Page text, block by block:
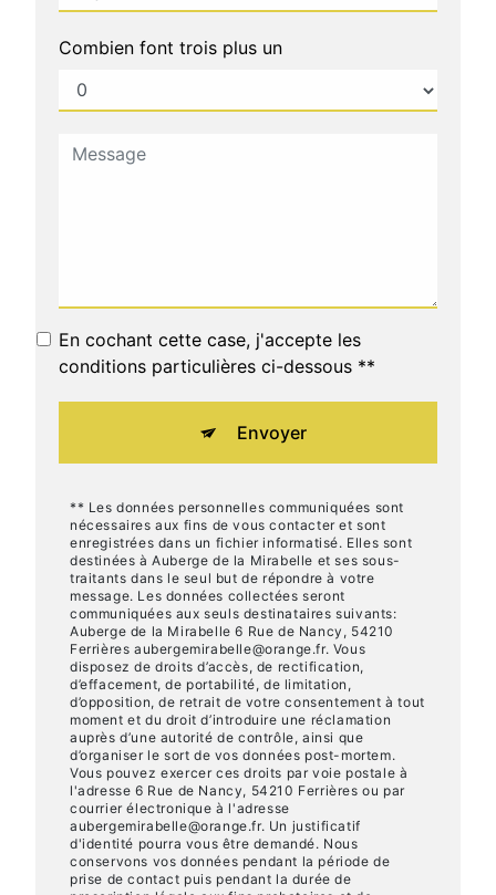
Combien font trois plus un
En cochant cette case, j'accepte les
conditions particulières ci-dessous **
Envoyer
** Les données personnelles communiquées sont
nécessaires aux fins de vous contacter et sont
enregistrées dans un fichier informatisé. Elles sont
destinées à Auberge de la Mirabelle et ses sous-
traitants dans le seul but de répondre à votre
message. Les données collectées seront
communiquées aux seuls destinataires suivants:
Auberge de la Mirabelle 6 Rue de Nancy, 54210
Ferrières aubergemirabelle@orange.fr. Vous
disposez de droits d’accès, de rectification,
d’effacement, de portabilité, de limitation,
d’opposition, de retrait de votre consentement à tout
moment et du droit d’introduire une réclamation
auprès d’une autorité de contrôle, ainsi que
d’organiser le sort de vos données post-mortem.
Vous pouvez exercer ces droits par voie postale à
l'adresse 6 Rue de Nancy, 54210 Ferrières ou par
courrier électronique à l'adresse
aubergemirabelle@orange.fr. Un justificatif
d'identité pourra vous être demandé. Nous
conservons vos données pendant la période de
prise de contact puis pendant la durée de